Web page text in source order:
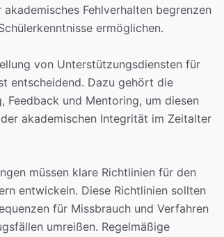
Fehlverhalten begrenzen
ermöglichen.
von Unterstützungsdiensten für
entscheidend. Dazu gehört die
Feedback und Mentoring, um diesen
akademischen Integrität im Zeitalter
müssen klare Richtlinien für den
entwickeln. Diese Richtlinien sollten
für Missbrauch und Verfahren
umreißen. Regelmäßige